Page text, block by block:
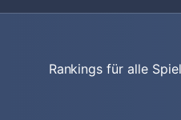
Rankings für alle